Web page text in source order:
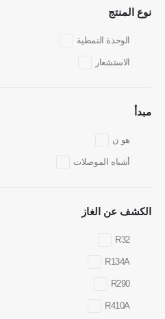
نوع المنتج
الوحدة النمطية
الاستشعار
مبدأ
هو ن
أشباه الموصلات
الكشف عن الغاز
R32
R134A
R290
R410A
عنوان : No.299 Jinsuo Road ، منطقة التكنولوجيا الفائقة الوطنية ، Zhengzhou